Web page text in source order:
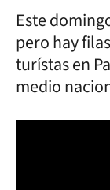
Este
pero hay
turístas en
medio